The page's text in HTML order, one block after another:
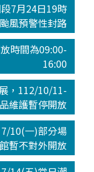
7月24日19時
風預警性封路
時間為09:00-
16:00
，112/10/11-
維護暫停開放
7/10(一)部分場
館暫不對外開放